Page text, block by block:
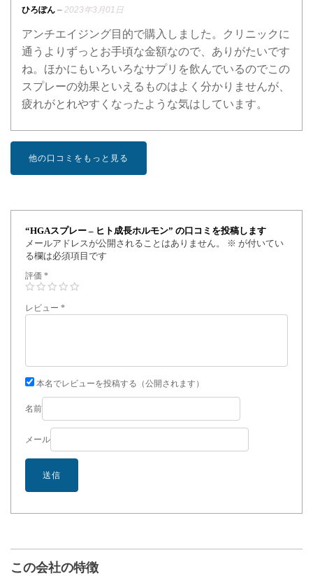
5段階中5 の評価
ひろぽん – 2023年3月01日
アンチエイジング目的で購入しました。クリニックに
通うよりずっとお手頃な金額なので、ありがたいです
ね。ほかにもいろいろなサプリを飲んでいるのでこの
スプレーの効果といえるものはよく分かりませんが、
疲れがとれやすくなったような気はしています。
他の口コミをもっと見る
“HGAスプレー – ヒト成長ホルモン” の口コミを投稿します
メールアドレスが公開されることはありません。
※ が付いてい
る欄は必須項目です
評価 *
レビュー *
本名でレビューを投稿する（公開されます）
名前
メール
この会社の特徴